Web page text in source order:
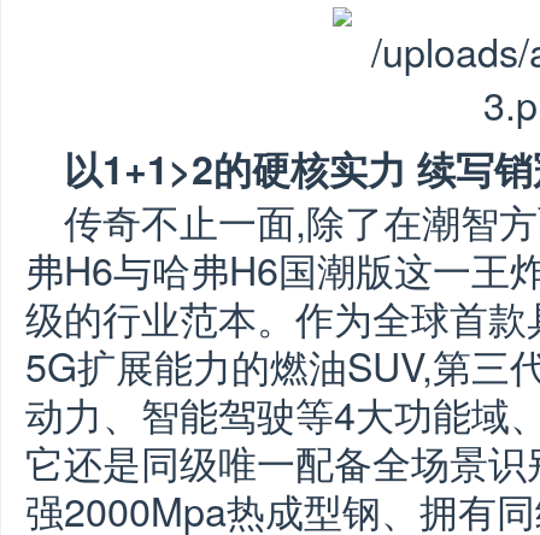
以1+1>2的硬核实力 续写
传奇不止一面,除了在潮智
弗H6与哈弗H6国潮版这一王
级的行业范本。作为全球首
5G扩展能力的燃油SUV,第三
动力、智能驾驶等4大功能域
它还是同级唯一配备全场景
强2000Mpa热成型钢、拥有